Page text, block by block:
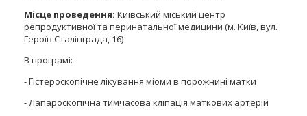
Місце проведення: Київський міський центр
репродуктивної та перинатальної медицини (м. Київ, вул.
Героїв Сталінграда, 16)
В програмі:
- Гістероскопічне лікування міоми в порожнині матки
- Лапароскопічна тимчасова кліпація маткових артерій